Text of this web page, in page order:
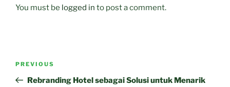
You must be logged in to post a comment.
Previous
Post
PREVIOUS
Rebranding Hotel sebagai Solusi untuk Menarik